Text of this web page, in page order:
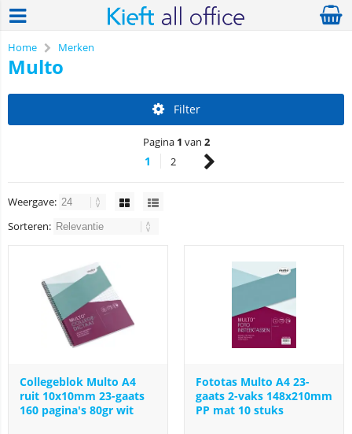
Home Merken
Multo
Filter
Pagina 1 van 2
1 2
Weergave:
Sorteren:
Collegeblok Multo A4
ruit 10x10mm 23-gaats
160 pagina's 80gr wit
Fototas Multo A4 23-
gaats 2-vaks 148x210mm
PP mat 10 stuks